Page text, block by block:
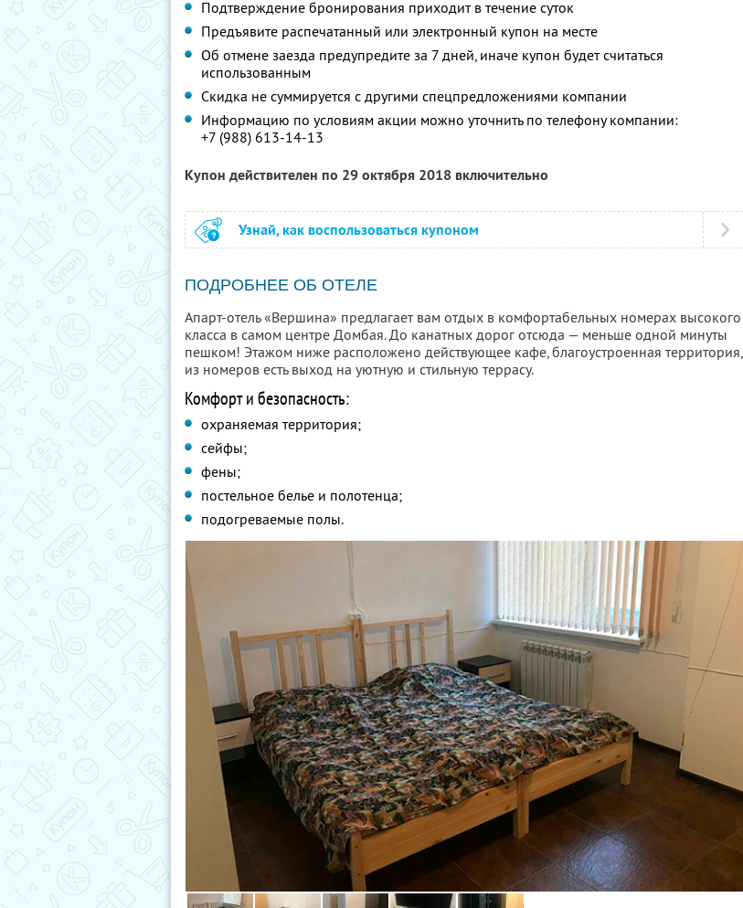
Подтверждение бронирования приходит в течение суток
Предъявите распечатанный или электронный купон на месте
Об отмене заезда предупредите за 7 дней, иначе купон будет считаться
использованным
Скидка не суммируется с другими спецпредложениями компании
Информацию по условиям акции можно уточнить по телефону компании:
+7 (988) 613-14-13
Купон действителен по 29 октября 2018 включительно
Узнай, как воспользоваться купоном
ПОДРОБНЕЕ ОБ ОТЕЛЕ
Апарт-отель «Вершина» предлагает вам отдых в комфортабельных номерах высокого
класса в самом центре Домбая. До канатных дорог отсюда — меньше одной минуты
пешком! Этажом ниже расположено действующее кафе, благоустроенная территория,
из номеров есть выход на уютную и стильную террасу.
Комфорт и безопасность:
охраняемая территория;
сейфы;
фены;
постельное белье и полотенца;
подогреваемые полы.